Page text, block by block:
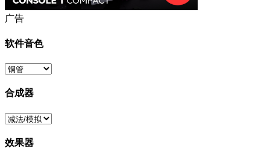
广告
软件音色
合成器
效果器